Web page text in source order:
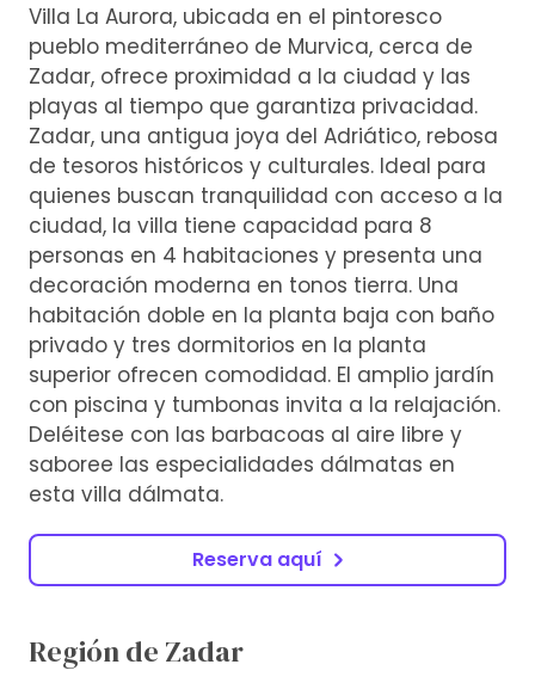
Villa La Aurora, ubicada en el pintoresco
pueblo mediterráneo de Murvica, cerca de
Zadar, ofrece proximidad a la ciudad y las
playas al tiempo que garantiza privacidad.
Zadar, una antigua joya del Adriático, rebosa
de tesoros históricos y culturales. Ideal para
quienes buscan tranquilidad con acceso a la
ciudad, la villa tiene capacidad para 8
personas en 4 habitaciones y presenta una
decoración moderna en tonos tierra. Una
habitación doble en la planta baja con baño
privado y tres dormitorios en la planta
superior ofrecen comodidad. El amplio jardín
con piscina y tumbonas invita a la relajación.
Deléitese con las barbacoas al aire libre y
saboree las especialidades dálmatas en
esta villa dálmata.
Reserva aquí
Región de Zadar